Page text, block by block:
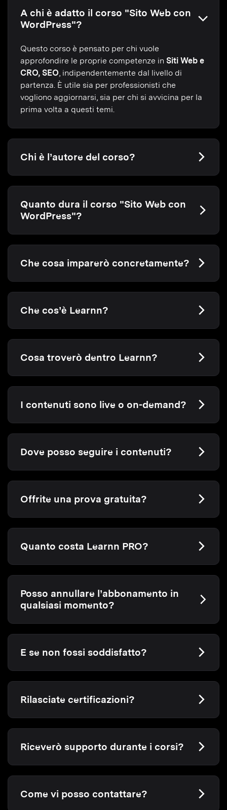
A chi è adatto il corso "Sito Web con
WordPress"?
Questo corso è pensato per chi vuole
approfondire le proprie competenze in Siti Web e
CRO, SEO , indipendentemente dal livello di
partenza. È utile sia per professionisti che
vogliono aggiornarsi, sia per chi si avvicina per la
prima volta a questi temi.
Chi è l’autore del corso?
Quanto dura il corso "Sito Web con
WordPress"?
Che cosa imparerò concretamente?
Che cos’è Learnn?
Cosa troverò dentro Learnn?
I contenuti sono live o on-demand?
Dove posso seguire i contenuti?
Offrite una prova gratuita?
Quanto costa Learnn PRO?
Posso annullare l’abbonamento in
qualsiasi momento?
E se non fossi soddisfatto?
Rilasciate certificazioni?
Riceverò supporto durante i corsi?
Come vi posso contattare?